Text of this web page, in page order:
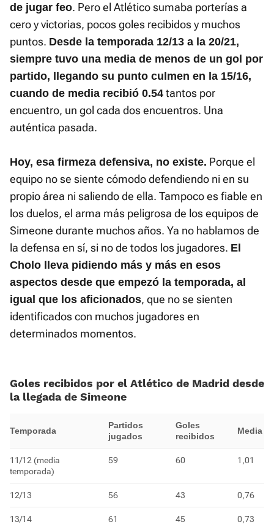
de jugar feo. Pero el Atlético sumaba porterías a
cero y victorias, pocos goles recibidos y muchos
puntos. Desde la temporada 12/13 a la 20/21,
siempre tuvo una media de menos de un gol por
partido, llegando su punto culmen en la 15/16,
cuando de media recibió 0.54 tantos por
encuentro, un gol cada dos encuentros. Una
auténtica pasada.
Hoy, esa firmeza defensiva, no existe. Porque el
equipo no se siente cómodo defendiendo ni en su
propio área ni saliendo de ella. Tampoco es fiable en
los duelos, el arma más peligrosa de los equipos de
Simeone durante muchos años. Ya no hablamos de
la defensa en sí, si no de todos los jugadores. El
Cholo lleva pidiendo más y más en esos
aspectos desde que empezó la temporada, al
igual que los aficionados, que no se sienten
identificados con muchos jugadores en
determinados momentos.
Goles recibidos por el Atlético de Madrid desde
la llegada de Simeone
Temporada
Partidos
jugados
Goles
recibidos
Media
11/12 (media
temporada)
59 60 1,01
12/13 56 43 0,76
13/14 61 45 0,73